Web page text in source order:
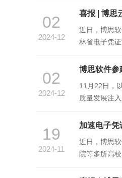
02
2024-12
喜报 | 博思
近日，博思
林省电子凭
02
2024-12
博思软件参
11月22日，
质量发展注
19
2024-11
加速电子凭
近日，博思
院等多所高